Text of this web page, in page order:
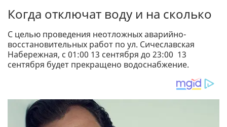
Когда отключат воду и на сколько
С целью проведения неотложных аварийно-
восстановительных работ по ул. Сичеславская
Набережная, с 01:00 13 сентября до 23:00 13
сентября будет прекращено водоснабжение.